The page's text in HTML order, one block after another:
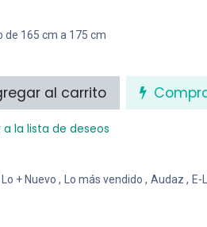
de 165 cm a 175 cm
al carrito
a la lista de deseos
Lo + Nuevo , Lo más vendido , Audaz , E-